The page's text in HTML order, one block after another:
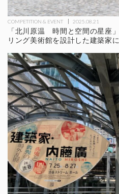
COMPETITION & EVENT 2025.08.21
「北川原温 時間と空間の星座
リング美術館を設計した建築家